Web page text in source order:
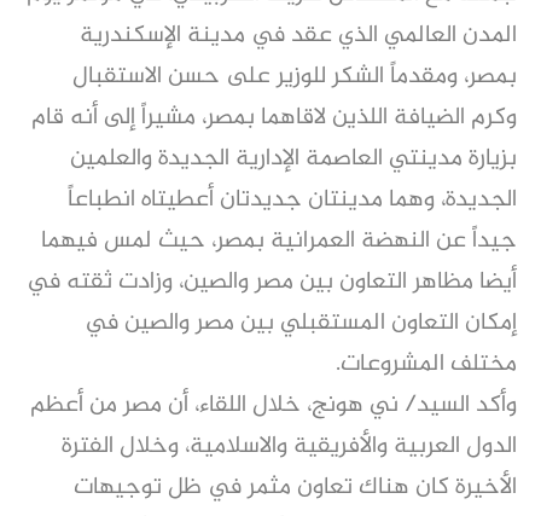
المدن العالمي الذي عقد في مدينة الإسكندرية
بمصر، ومقدماً الشكر للوزير على حسن الاستقبال
وكرم الضيافة اللذين لاقاهما بمصر، مشيراً إلى أنه قام
بزيارة مدينتي العاصمة الإدارية الجديدة والعلمين
الجديدة، وهما مدينتان جديدتان أعطيتاه انطباعاً
جيداً عن النهضة العمرانية بمصر، حيث لمس فيهما
أيضا مظاهر التعاون بين مصر والصين، وزادت ثقته في
إمكان التعاون المستقبلي بين مصر والصين في
مختلف المشروعات.
وأكد السيد/ ني هونج، خلال اللقاء، أن مصر من أعظم
الدول العربية والأفريقية والاسلامية، وخلال الفترة
الأخيرة كان هناك تعاون مثمر في ظل توجيهات